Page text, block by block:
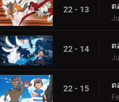
22 - 13 ต
22 - 14 ต
22 - 15 ต